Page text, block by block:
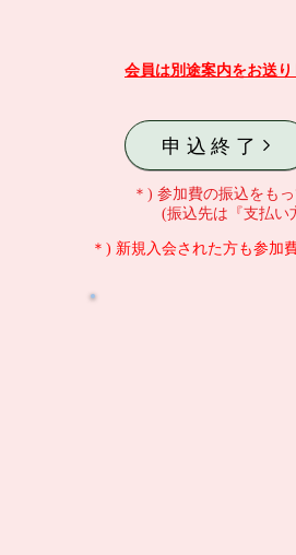
会員は別途案内をお送
申込終了
＊) 参加費の振込をも
(振込先は『支払い
＊) 新規入会された方も参加